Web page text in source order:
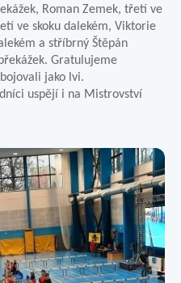
Roman Zemek, třetí ve
ve skoku dalekém, Viktorie
a stříbrný Štěpán
Gratulujeme
jako lvi.
uspějí i na Mistrovství